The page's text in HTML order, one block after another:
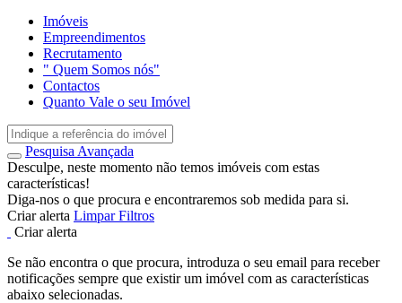
Imóveis
Empreendimentos
Recrutamento
" Quem Somos nós"
Contactos
Quanto Vale o seu Imóvel
Pesquisa Avançada
Desculpe, neste momento não temos imóveis com estas
características!
Diga-nos o que procura e encontraremos sob medida para si.
Criar alerta Limpar Filtros
Criar alerta
Se não encontra o que procura, introduza o seu email para receber
notificações sempre que existir um imóvel com as características
abaixo selecionadas.